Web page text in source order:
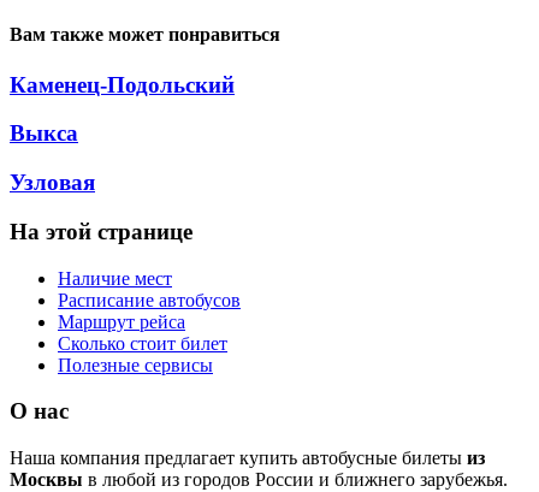
Вам также может понравиться
Каменец-Подольский
Выкса
Узловая
На этой странице
Наличие мест
Расписание автобусов
Маршрут рейса
Сколько стоит билет
Полезные сервисы
О нас
Наша компания предлагает купить автобусные билеты из
Москвы в любой из городов России и ближнего зарубежья.